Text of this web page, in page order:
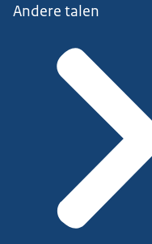
Andere talen